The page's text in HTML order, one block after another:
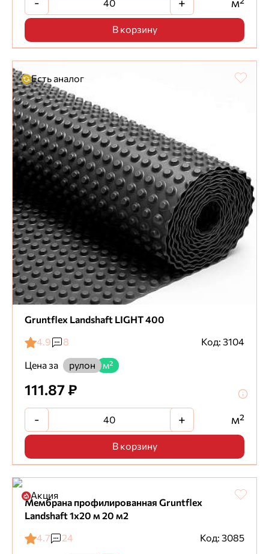
В корзину
Есть аналог
Gruntflex Landshaft LIGHT 400
4.9
8
Код: 3104
Цена за
рулон м²
111.87 ₽
- + м²
В корзину
Акция
Мембрана профилированная Gruntflex
Landshaft 1х20 м 20 м2
4.7
24
Код: 3085